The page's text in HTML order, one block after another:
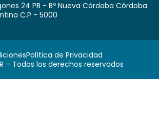
24 PB - Bº Nueva Córdoba Córdoba
C.P - 5000
– Todos los derechos reservados
Política de Privacidad